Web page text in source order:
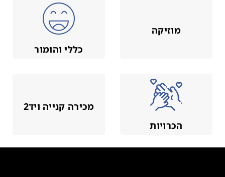
כללי והומור
מוזיקה
מכירה קנייה ויד2
הכרויות